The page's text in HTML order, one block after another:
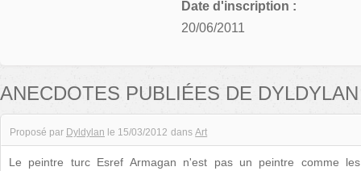
Date d'inscription :
20/06/2011
ANECDOTES PUBLIÉES DE DYLDYLAN
Proposé par Dyldylan le 15/03/2012 dans Art
Le peintre turc Esref Armagan n'est pas un peintre comme